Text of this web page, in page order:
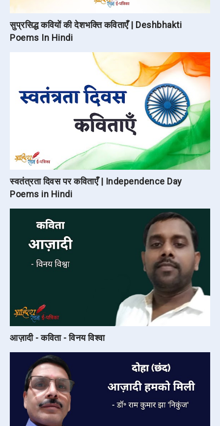
सुप्रसिद्ध कवियों की देशभक्ति कविताएँ | Deshbhakti
Poems In Hindi
स्वतंत्रता दिवस पर कविताएँ | Independence Day
Poems in Hindi
आज़ादी - कविता - विनय विश्वा